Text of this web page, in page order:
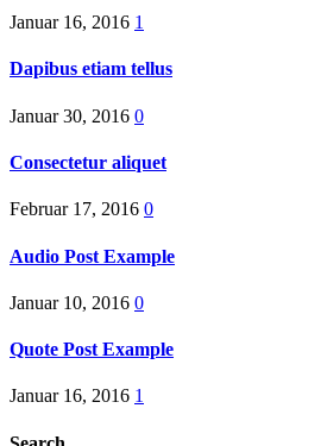
Januar 16, 2016 1
Dapibus etiam tellus
Januar 30, 2016 0
Consectetur aliquet
Februar 17, 2016 0
Audio Post Example
Januar 10, 2016 0
Quote Post Example
Januar 16, 2016 1